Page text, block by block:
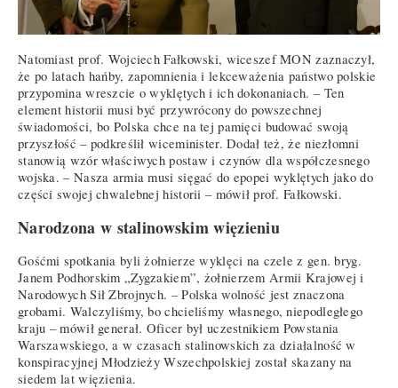
Natomiast prof. Wojciech Fałkowski, wiceszef MON zaznaczył,
że po latach hańby, zapomnienia i lekceważenia państwo polskie
przypomina wreszcie o wyklętych i ich dokonaniach. – Ten
element historii musi być przywrócony do powszechnej
świadomości, bo Polska chce na tej pamięci budować swoją
przyszłość – podkreślił wiceminister. Dodał też, że niezłomni
stanowią wzór właściwych postaw i czynów dla współczesnego
wojska. – Nasza armia musi sięgać do epopei wyklętych jako do
części swojej chwalebnej historii – mówił prof. Fałkowski.
Narodzona w stalinowskim więzieniu
Gośćmi spotkania byli żołnierze wyklęci na czele z gen. bryg.
Janem Podhorskim „Zygzakiem”, żołnierzem Armii Krajowej i
Narodowych Sił Zbrojnych. – Polska wolność jest znaczona
grobami. Walczyliśmy, bo chcieliśmy własnego, niepodległego
kraju – mówił generał. Oficer był uczestnikiem Powstania
Warszawskiego, a w czasach stalinowskich za działalność w
konspiracyjnej Młodzieży Wszechpolskiej został skazany na
siedem lat więzienia.